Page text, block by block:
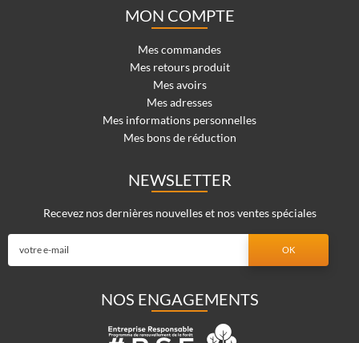
MON COMPTE
Mes commandes
Mes retours produit
Mes avoirs
Mes adresses
Mes informations personnelles
Mes bons de réduction
NEWSLETTER
Recevez nos dernières nouvelles et nos ventes spéciales
NOS ENGAGEMENTS